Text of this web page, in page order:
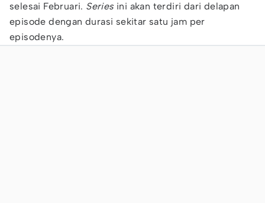
selesai Februari. Seriesini akan terdiri dari delapan
episode dengan durasi sekitar satu jam per
episodenya.